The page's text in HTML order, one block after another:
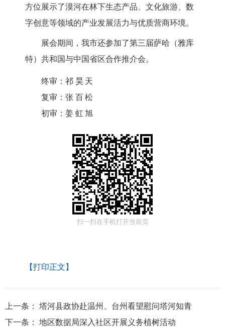
方位展示了漠河在林下生态产品、文化旅游、数
字创意等领域的产业发展活力与优质营商环境。
展会期间，我市还参加了第三届萨哈（雅库
特）共和国与中国省区合作推介会。
终审： 祁昊天
复审： 张百松
初审： 姜虹旭
扫一扫在手机打开当前页
【打印正文】
上一条：
塔河县政协赴温州、台州看望慰问塔河知青
下一条：
地区数据局深入社区开展义务植树活动